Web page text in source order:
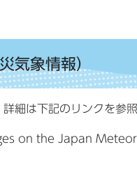
象情報）
細は下記のリンクを参照
on the Japan